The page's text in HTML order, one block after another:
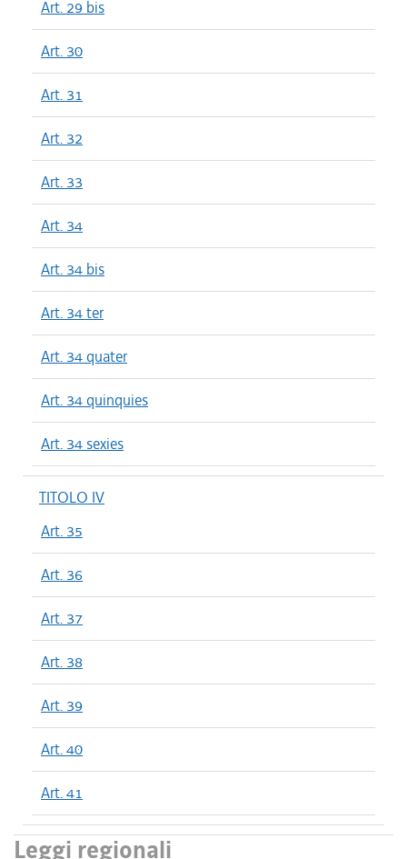
Art. 29 bis
Art. 30
Art. 31
Art. 32
Art. 33
Art. 34
Art. 34 bis
Art. 34 ter
Art. 34 quater
Art. 34 quinquies
Art. 34 sexies
TITOLO IV
Art. 35
Art. 36
Art. 37
Art. 38
Art. 39
Art. 40
Art. 41
Leggi regionali